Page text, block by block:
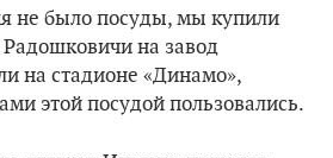
не было посуды, мы купили
на завод
на стадионе «Динамо»,
этой посудой пользовались.